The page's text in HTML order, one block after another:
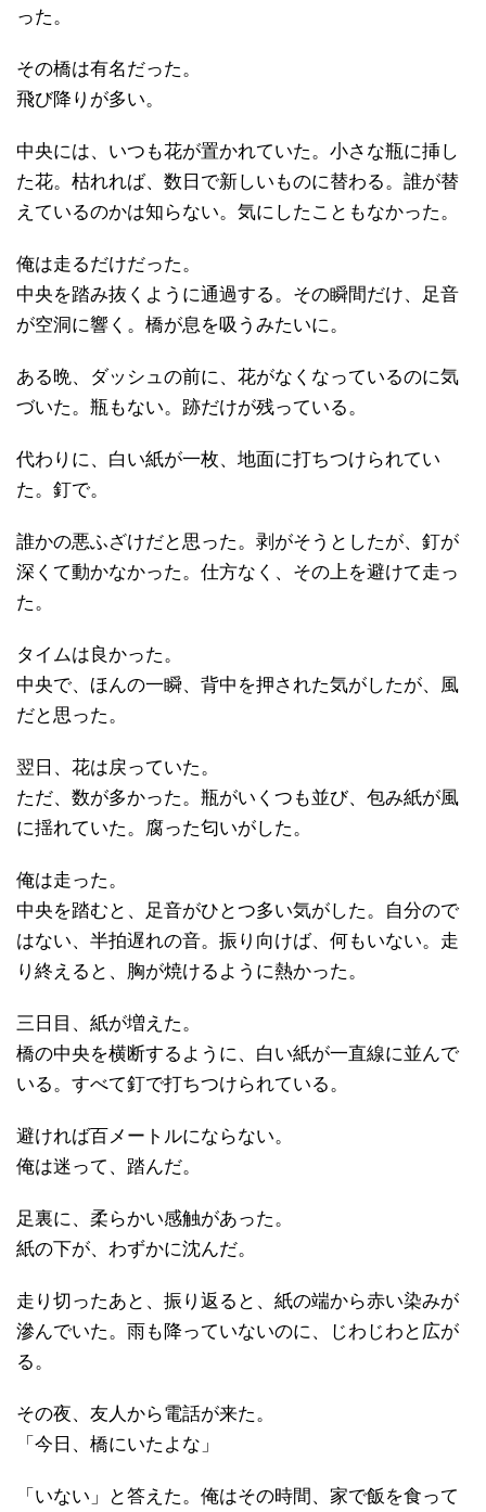
った。
その橋は有名だった。
飛び降りが多い。
中央には、いつも花が置かれていた。小さな瓶に挿し
た花。枯れれば、数日で新しいものに替わる。誰が替
えているのかは知らない。気にしたこともなかった。
俺は走るだけだった。
中央を踏み抜くように通過する。その瞬間だけ、足音
が空洞に響く。橋が息を吸うみたいに。
ある晩、ダッシュの前に、花がなくなっているのに気
づいた。瓶もない。跡だけが残っている。
代わりに、白い紙が一枚、地面に打ちつけられてい
た。釘で。
誰かの悪ふざけだと思った。剥がそうとしたが、釘が
深くて動かなかった。仕方なく、その上を避けて走っ
た。
タイムは良かった。
中央で、ほんの一瞬、背中を押された気がしたが、風
だと思った。
翌日、花は戻っていた。
ただ、数が多かった。瓶がいくつも並び、包み紙が風
に揺れていた。腐った匂いがした。
俺は走った。
中央を踏むと、足音がひとつ多い気がした。自分ので
はない、半拍遅れの音。振り向けば、何もいない。走
り終えると、胸が焼けるように熱かった。
三日目、紙が増えた。
橋の中央を横断するように、白い紙が一直線に並んで
いる。すべて釘で打ちつけられている。
避ければ百メートルにならない。
俺は迷って、踏んだ。
足裏に、柔らかい感触があった。
紙の下が、わずかに沈んだ。
走り切ったあと、振り返ると、紙の端から赤い染みが
滲んでいた。雨も降っていないのに、じわじわと広が
る。
その夜、友人から電話が来た。
「今日、橋にいたよな」
「いない」と答えた。俺はその時間、家で飯を食って